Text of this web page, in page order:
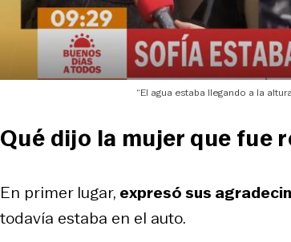
“El agua estaba llegando a la
Qué dijo la mujer que fue
En primer lugar, expresó sus
todavía estaba en el auto.